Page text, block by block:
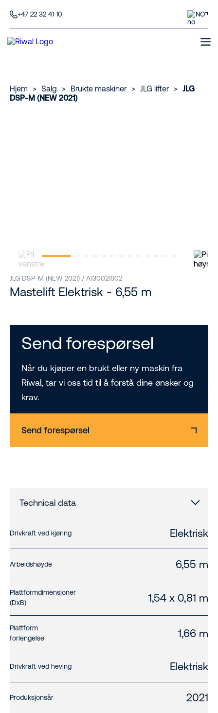
+47 22 32 41 10 NO
Hjem > Salg > Brukte maskiner > JLG lifter > JLG
DSP-M (NEW 2021)
JLG DSP-M (NEW 2021) / A130021902
Mastelift Elektrisk - 6,55 m
Send forespørsel
Når du kjøper en brukt eller ny maskin fra
Riwal, tar vi oss tid til å forstå dine ønsker og
krav.
Send forespørsel
Technical data
Drivkraft ved kjøring Elektrisk
Arbeidshøyde 6,55 m
Plattformdimensjoner
(DxB)
1,54 x 0,81 m
Plattform
forlengelse
1,66 m
Drivkraft ved heving Elektrisk
Produksjonsår 2021